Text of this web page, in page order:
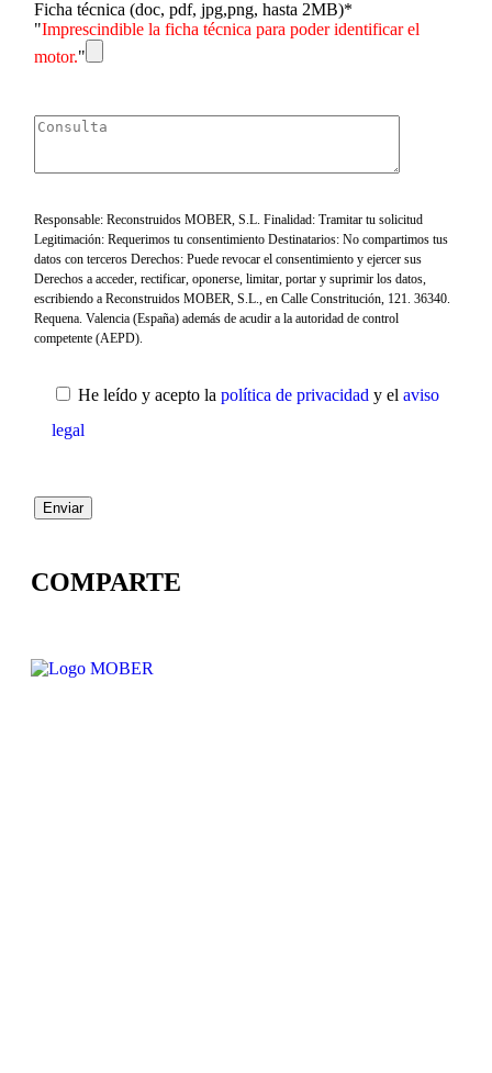
Ficha técnica (doc, pdf, jpg,png, hasta 2MB)*
"Imprescindible la ficha técnica para poder identificar el
motor."
Responsable: Reconstruidos MOBER, S.L. Finalidad: Tramitar tu solicitud
Legitimación: Requerimos tu consentimiento Destinatarios: No compartimos tus
datos con terceros Derechos: Puede revocar el consentimiento y ejercer sus
Derechos a acceder, rectificar, oponerse, limitar, portar y suprimir los datos,
escribiendo a Reconstruidos MOBER, S.L., en Calle Constritución, 121. 36340.
Requena. Valencia (España) además de acudir a la autoridad de control
competente (AEPD).
He leído y acepto la política de privacidad y el aviso
legal
COMPARTE